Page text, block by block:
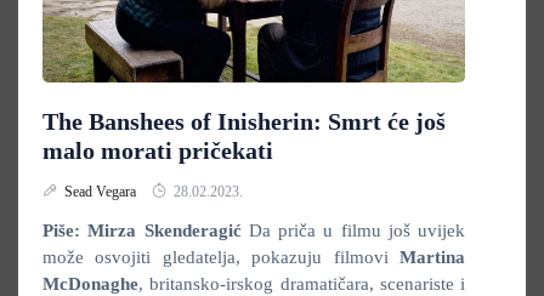
The Banshees of Inisherin: Smrt će još
malo morati pričekati
Sead Vegara 28.02.2023.
Piše: Mirza Skenderagić Da priča u filmu još uvijek
može osvojiti gledatelja, pokazuju filmovi Martina
McDonaghe, britansko-irskog dramatičara, scenariste i